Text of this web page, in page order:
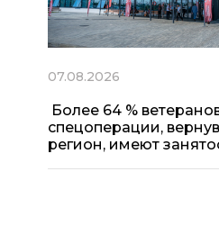
07.08.2026
Более 64 %
спецоперации,
регион, имеют